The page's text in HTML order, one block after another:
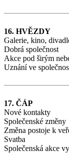
16. HVĚZDY
Galerie, kino,
Dobrá společnost
Akce pod širým
Uznání ve
17. ČÁP
Nové kontakty
Společenské změny
Změna postoje k
Svatba
Společenská akce